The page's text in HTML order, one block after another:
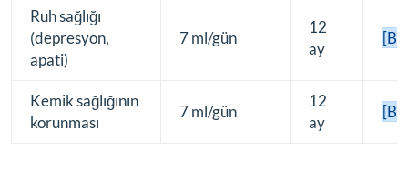
Ruh sağlığı
(depresyon,
apati)
7 ml/gün
12
ay
[B]
Kemik sağlığının
korunması
7 ml/gün
12
ay
[B]